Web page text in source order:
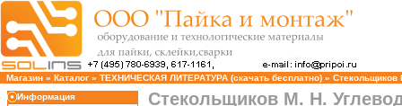
Магазин » Каталог » ТЕХНИЧЕСКАЯ ЛИТЕРАТУРА (скачать бесплатно) » Стекольщиков
Информация
Стекольщиков М. Н.